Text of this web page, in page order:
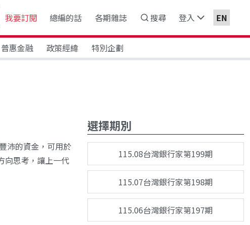
我要訂閱 總編的話 各期雜誌 搜尋 登入 EN
普惠金融 政策經緯 特別企劃
沛的資金，可用於
向思考，讓上一代
選擇期別
115.08台灣銀行家第199期
115.07台灣銀行家第198期
115.06台灣銀行家第197期